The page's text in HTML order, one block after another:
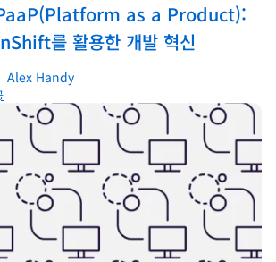
as a Product):
를 활용한 개발 혁신
Alex Handy